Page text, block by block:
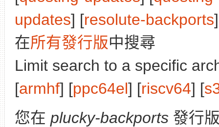
updates] [resolute-backports
在所有發行版中搜尋
Limit search to a specific
[armhf] [ppc64el] [riscv64] [
您在 plucky-backports 發行